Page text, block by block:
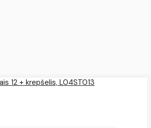
12 + krepšelis, L04ST013